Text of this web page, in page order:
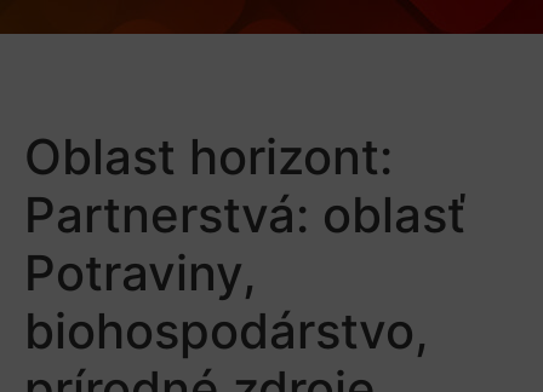
Oblast horizont:
Partnerstvá: oblasť
Potraviny,
biohospodárstvo,